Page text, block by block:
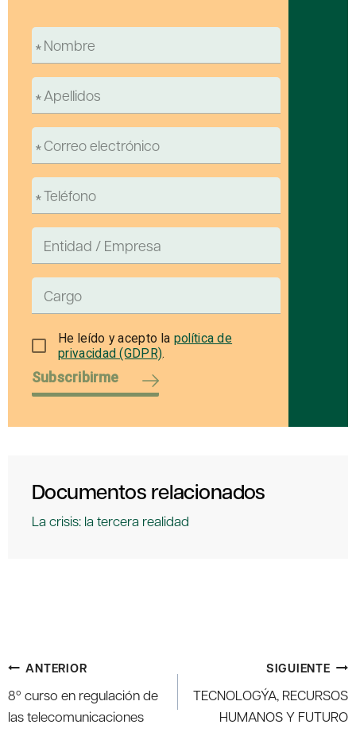
He leído y acepto la política de
privacidad (GDPR).
Subscribirme
Documentos relacionados
La crisis: la tercera realidad
Navegación
de
entradas
ANTERIOR
8º curso en regulación de
las telecomunicaciones
SIGUIENTE
TECNOLOGÝA, RECURSOS
HUMANOS Y FUTURO